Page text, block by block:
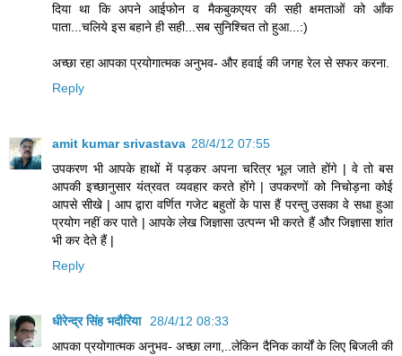
दिया था कि अपने आईफोन व मैकबुकएयर की सही क्षमताओं को आँक
पाता...चलिये इस बहाने ही सही...सब सुनिश्चित तो हुआ...:)
अच्छा रहा आपका प्रयोगात्मक अनुभव- और हवाई की जगह रेल से सफर करना.
Reply
amit kumar srivastava 28/4/12 07:55
उपकरण भी आपके हाथों में पड़कर अपना चरित्र भूल जाते होंगे | वे तो बस
आपकी इच्छानुसार यंत्रवत व्यवहार करते होंगे | उपकरणों को निचोड़ना कोई
आपसे सीखे | आप द्वारा वर्णित गजेट बहुतों के पास हैं परन्तु उसका वे सधा हुआ
प्रयोग नहीं कर पाते | आपके लेख जिज्ञासा उत्पन्न भी करते हैं और जिज्ञासा शांत
भी कर देते हैं |
Reply
धीरेन्द्र सिंह भदौरिया
28/4/12 08:33
आपका प्रयोगात्मक अनुभव- अच्छा लगा,..लेकिन दैनिक कार्यों के लिए बिजली की